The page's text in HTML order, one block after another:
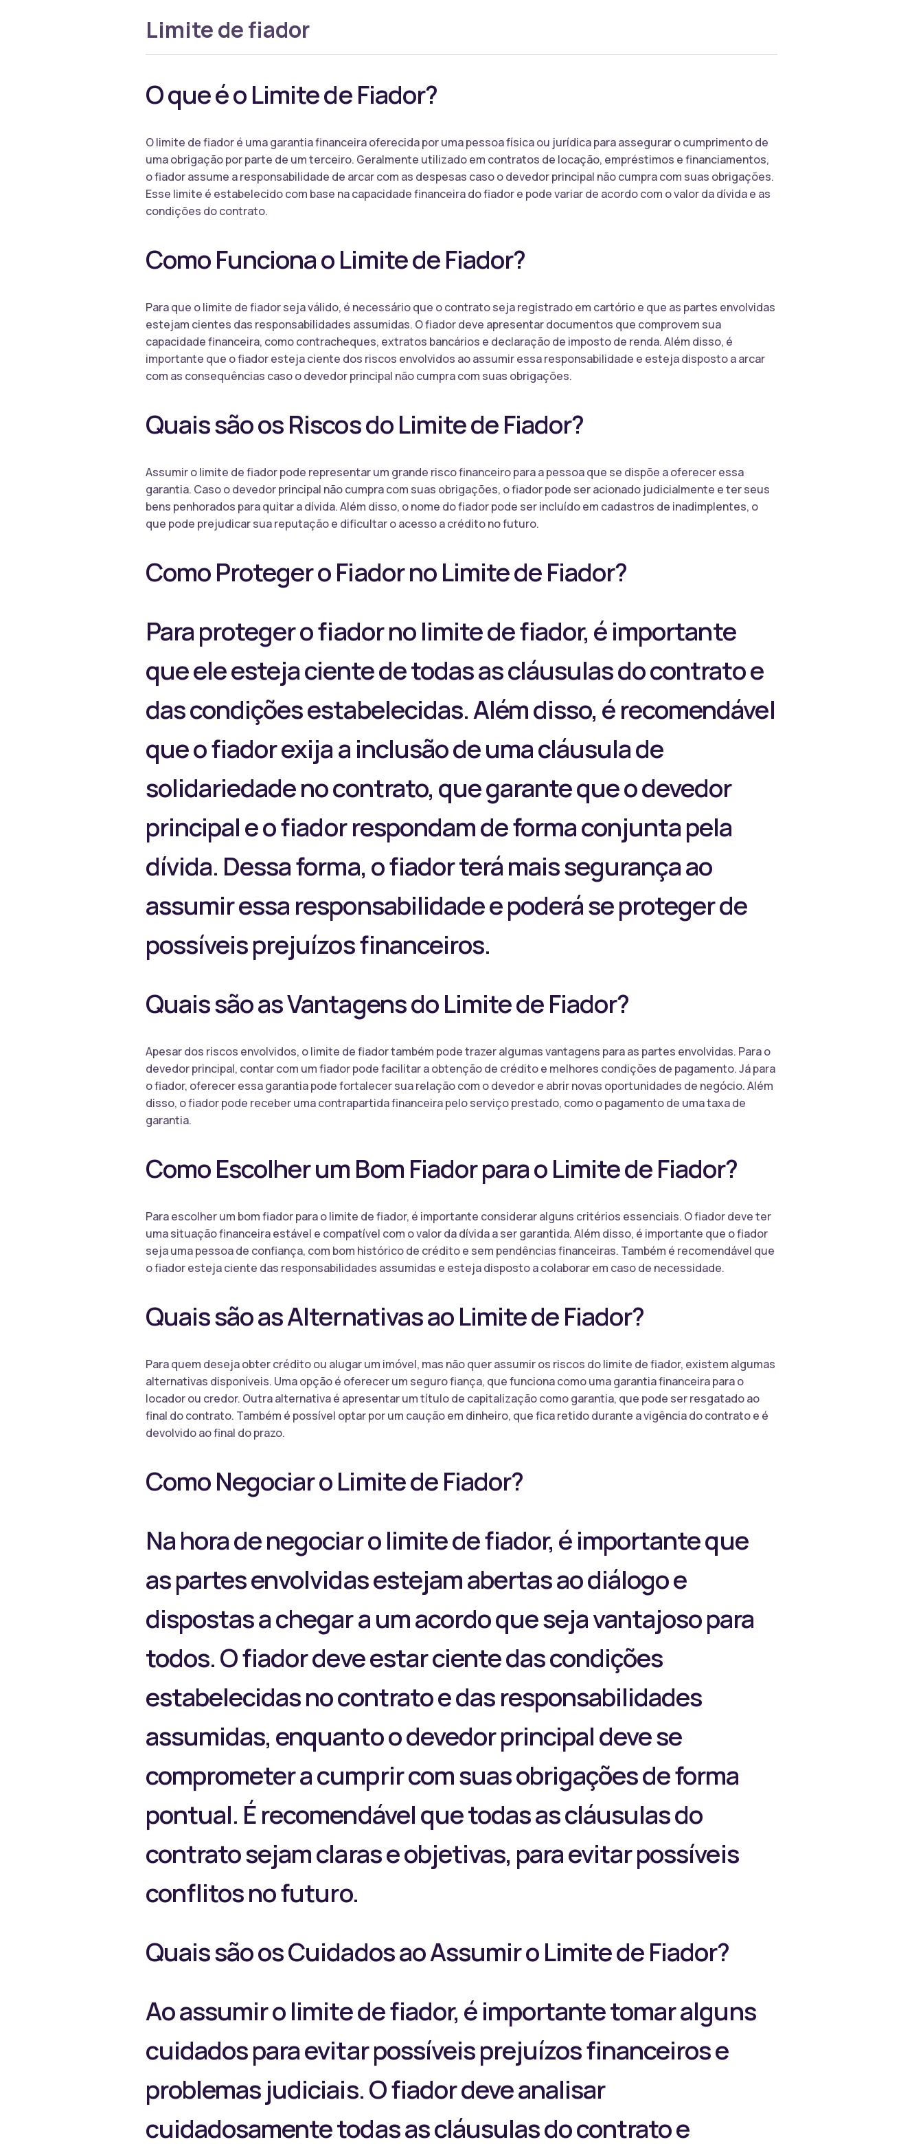
Limite de fiador
O que é o Limite de Fiador?
O limite de fiador é uma garantia financeira oferecida por uma pessoa física ou jurídica para assegurar o cumprimento de
uma obrigação por parte de um terceiro. Geralmente utilizado em contratos de locação, empréstimos e financiamentos,
o fiador assume a responsabilidade de arcar com as despesas caso o devedor principal não cumpra com suas obrigações.
Esse limite é estabelecido com base na capacidade financeira do fiador e pode variar de acordo com o valor da dívida e as
condições do contrato.
Como Funciona o Limite de Fiador?
Para que o limite de fiador seja válido, é necessário que o contrato seja registrado em cartório e que as partes envolvidas
estejam cientes das responsabilidades assumidas. O fiador deve apresentar documentos que comprovem sua
capacidade financeira, como contracheques, extratos bancários e declaração de imposto de renda. Além disso, é
importante que o fiador esteja ciente dos riscos envolvidos ao assumir essa responsabilidade e esteja disposto a arcar
com as consequências caso o devedor principal não cumpra com suas obrigações.
Quais são os Riscos do Limite de Fiador?
Assumir o limite de fiador pode representar um grande risco financeiro para a pessoa que se dispõe a oferecer essa
garantia. Caso o devedor principal não cumpra com suas obrigações, o fiador pode ser acionado judicialmente e ter seus
bens penhorados para quitar a dívida. Além disso, o nome do fiador pode ser incluído em cadastros de inadimplentes, o
que pode prejudicar sua reputação e dificultar o acesso a crédito no futuro.
Como Proteger o Fiador no Limite de Fiador?
Para proteger o fiador no limite de fiador, é importante
que ele esteja ciente de todas as cláusulas do contrato e
das condições estabelecidas. Além disso, é recomendável
que o fiador exija a inclusão de uma cláusula de
solidariedade no contrato, que garante que o devedor
principal e o fiador respondam de forma conjunta pela
dívida. Dessa forma, o fiador terá mais segurança ao
assumir essa responsabilidade e poderá se proteger de
possíveis prejuízos financeiros.
Quais são as Vantagens do Limite de Fiador?
Apesar dos riscos envolvidos, o limite de fiador também pode trazer algumas vantagens para as partes envolvidas. Para o
devedor principal, contar com um fiador pode facilitar a obtenção de crédito e melhores condições de pagamento. Já para
o fiador, oferecer essa garantia pode fortalecer sua relação com o devedor e abrir novas oportunidades de negócio. Além
disso, o fiador pode receber uma contrapartida financeira pelo serviço prestado, como o pagamento de uma taxa de
garantia.
Como Escolher um Bom Fiador para o Limite de Fiador?
Para escolher um bom fiador para o limite de fiador, é importante considerar alguns critérios essenciais. O fiador deve ter
uma situação financeira estável e compatível com o valor da dívida a ser garantida. Além disso, é importante que o fiador
seja uma pessoa de confiança, com bom histórico de crédito e sem pendências financeiras. Também é recomendável que
o fiador esteja ciente das responsabilidades assumidas e esteja disposto a colaborar em caso de necessidade.
Quais são as Alternativas ao Limite de Fiador?
Para quem deseja obter crédito ou alugar um imóvel, mas não quer assumir os riscos do limite de fiador, existem algumas
alternativas disponíveis. Uma opção é oferecer um seguro fiança, que funciona como uma garantia financeira para o
locador ou credor. Outra alternativa é apresentar um título de capitalização como garantia, que pode ser resgatado ao
final do contrato. Também é possível optar por um caução em dinheiro, que fica retido durante a vigência do contrato e é
devolvido ao final do prazo.
Como Negociar o Limite de Fiador?
Na hora de negociar o limite de fiador, é importante que
as partes envolvidas estejam abertas ao diálogo e
dispostas a chegar a um acordo que seja vantajoso para
todos. O fiador deve estar ciente das condições
estabelecidas no contrato e das responsabilidades
assumidas, enquanto o devedor principal deve se
comprometer a cumprir com suas obrigações de forma
pontual. É recomendável que todas as cláusulas do
contrato sejam claras e objetivas, para evitar possíveis
conflitos no futuro.
Quais são os Cuidados ao Assumir o Limite de Fiador?
Ao assumir o limite de fiador, é importante tomar alguns
cuidados para evitar possíveis prejuízos financeiros e
problemas judiciais. O fiador deve analisar
cuidadosamente todas as cláusulas do contrato e